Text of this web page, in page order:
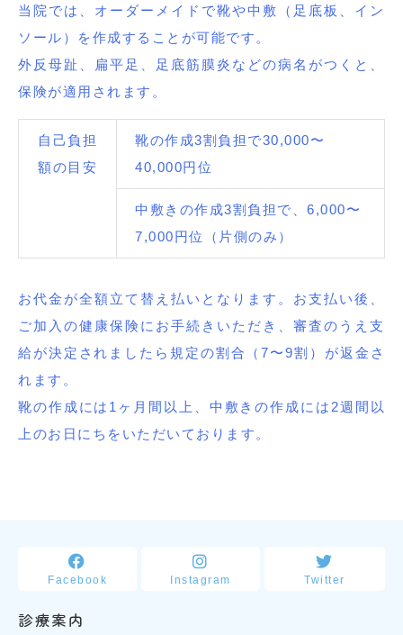
当院では、オーダーメイドで靴や中敷（足底板、イン
ソール）を作成することが可能です。
外反母趾、扁平足、足底筋膜炎などの病名がつくと、
保険が適用されます。
自己負担
額の目安
靴の作成3割負担で30,000〜
40,000円位
中敷きの作成3割負担で、6,000〜
7,000円位（片側のみ）
お代金が全額立て替え払いとなります。お支払い後、
ご加入の健康保険にお手続きいただき、審査のうえ支
給が決定されましたら規定の割合（7〜9割）が返金さ
れます。
靴の作成には1ヶ月間以上、中敷きの作成には2週間以
上のお日にちをいただいております。
Facebook Instagram Twitter
診療案内